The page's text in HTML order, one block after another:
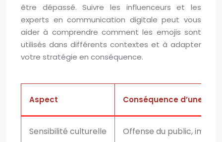
être dépassé. Suivre les influenceurs et les
experts en communication digitale peut vous
aider à comprendre comment les emojis sont
utilisés dans différents contextes et à adapter
votre stratégie en conséquence.
Aspect Conséquence d’une
Sensibilité culturelle Offense du public,